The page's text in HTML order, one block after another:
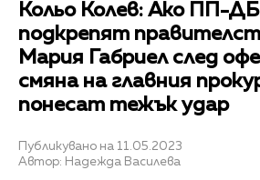
Кольо Колев: Ако ПП-
подкрепят
Мария Габриел след
смяна на главния
понесат тежък удар
Публикувано на 11.05.2023
Автор: Надежда Василева